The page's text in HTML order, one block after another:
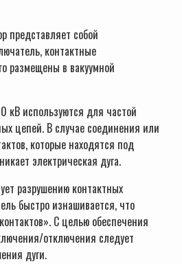
представляет собой
контактные
размещены в вакуумной
кВ используются для частой
цепей. В случае соединения или
которые находятся под
электрическая дуга.
разрушению контактных
быстро изнашивается, что
С целью обеспечения
отключения следует
дуги.